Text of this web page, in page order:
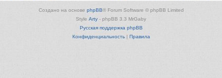
Создано на основе phpBB® Forum Software © phpBB Limited
Style Arty - phpBB 3.3 MrGaby
Русская поддержка phpBB
Конфиденциальность| Правила